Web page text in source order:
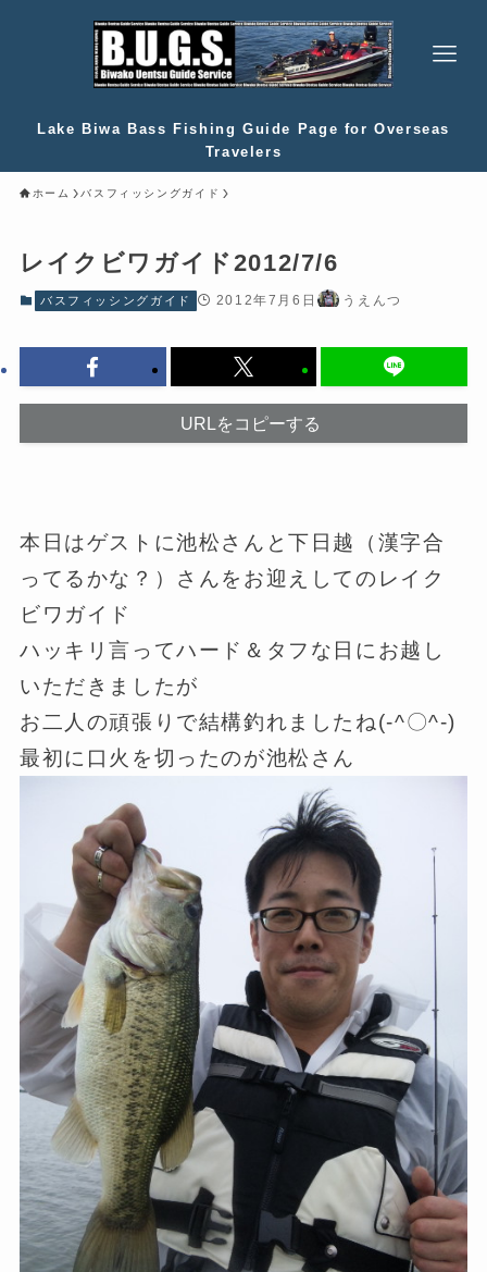
Lake Biwa Bass Fishing Guide Page for Overseas
Travelers
ホーム バスフィッシングガイド
レイクビワガイド2012/7/6
バスフィッシングガイド 2012年7月6日 うえんつ
URLをコピーする
本日はゲストに池松さんと下日越（漢字合
ってるかな？）さんをお迎えしてのレイク
ビワガイド
ハッキリ言ってハード＆タフな日にお越し
いただきましたが
お二人の頑張りで結構釣れましたね(-^〇^-)
最初に口火を切ったのが池松さん